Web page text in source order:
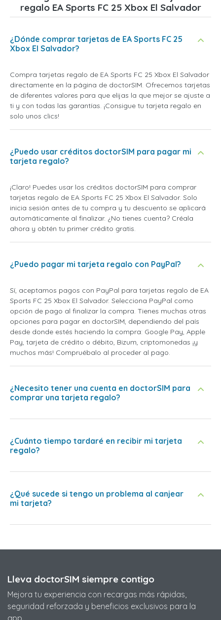
regalo EA Sports FC 25 Xbox El Salvador
¿Dónde comprar tarjetas de EA Sports FC 25
Xbox El Salvador?
Compra tarjetas regalo de EA Sports FC 25 Xbox El Salvador
directamente en la página de doctorSIM. Ofrecemos tarjetas
de diferentes valores para que elijas la que mejor se ajuste a
ti y con todas las garantías. ¡Consigue tu tarjeta regalo en
solo unos clics!
¿Puedo usar créditos doctorSIM para pagar mi
tarjeta regalo?
¡Claro! Puedes usar los créditos doctorSIM para comprar
tarjetas regalo de EA Sports FC 25 Xbox El Salvador. Solo
inicia sesión antes de tu compra y tu descuento se aplicará
automáticamente al finalizar. ¿No tienes cuenta? Créala
ahora y obtén tu primer crédito gratis.
¿Puedo pagar mi tarjeta regalo con PayPal?
Sí, aceptamos pagos con PayPal para tarjetas regalo de EA
Sports FC 25 Xbox El Salvador. Selecciona PayPal como
opción de pago al finalizar la compra. Tienes muchas otras
opciones para pagar en doctorSIM, dependiendo del país
desde donde estés haciendo la compra: Google Pay, Apple
Pay, tarjeta de crédito o débito, Bizum, criptomonedas ¡y
muchos más! Compruébalo al proceder al pago.
¿Necesito tener una cuenta en doctorSIM para
comprar una tarjeta regalo?
¿Cuánto tiempo tardaré en recibir mi tarjeta
regalo?
¿Qué sucede si tengo un problema al canjear
mi tarjeta?
Lleva doctorSIM siempre contigo
Mejora tu experiencia con recargas más rápidas,
seguridad reforzada y beneficios exclusivos para la